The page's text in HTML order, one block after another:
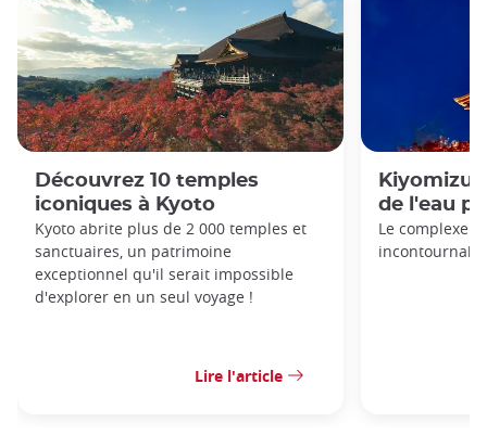
Découvrez 10 temples
iconiques à Kyoto
Kyoto abrite plus de 2 000 temples et
sanctuaires, un patrimoine
exceptionnel qu'il serait impossible
d'explorer en un seul voyage !
Lire l'article
de l'eau
Le complexe